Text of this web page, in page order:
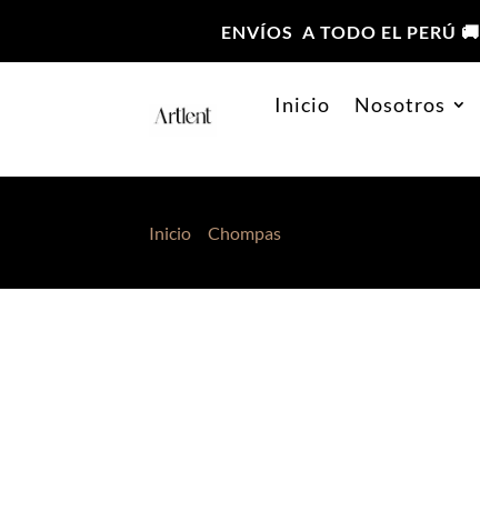
ENVÍOS A TODO EL PERÚ 🚚
Inicio Nosotros
Inicio >Chompas